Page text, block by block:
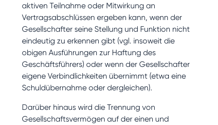
aktiven Teilnahme oder Mitwirkung an
Vertragsabschlüssen ergeben kann, wenn der
Gesellschafter seine Stellung und Funktion nicht
eindeutig zu erkennen gibt (vgl. insoweit die
obigen Ausführungen zur Haftung des
Geschäftsführers) oder wenn der Gesellschafter
eigene Verbindlichkeiten übernimmt (etwa eine
Schuldübernahme oder dergleichen).
Darüber hinaus wird die Trennung von
Gesellschaftsvermögen auf der einen und